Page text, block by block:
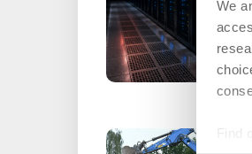
We